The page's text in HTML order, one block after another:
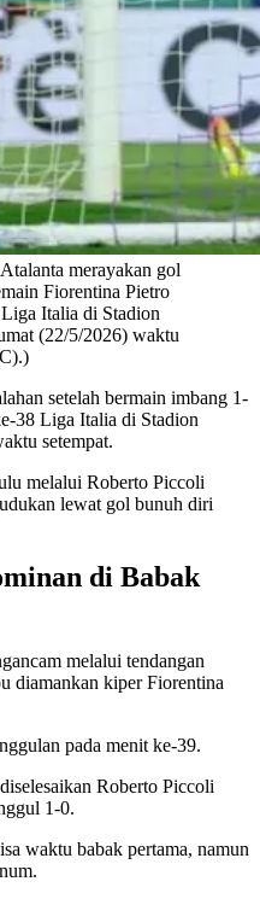
merayakan gol
Fiorentina Pietro
Italia di Stadion
(22/5/2026) waktu
setelah bermain imbang 1-
38 Liga Italia di Stadion
setempat.
melalui Roberto Piccoli
lewat gol bunuh diri
di Babak
melalui tendangan
diamankan kiper Fiorentina
pada menit ke-39.
Roberto Piccoli
1-0.
waktu babak pertama, namun